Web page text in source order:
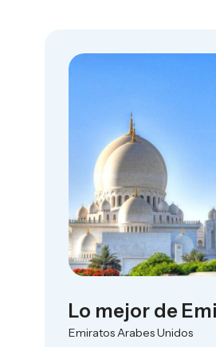
Lo mejor de
Emiratos Arabes Unidos